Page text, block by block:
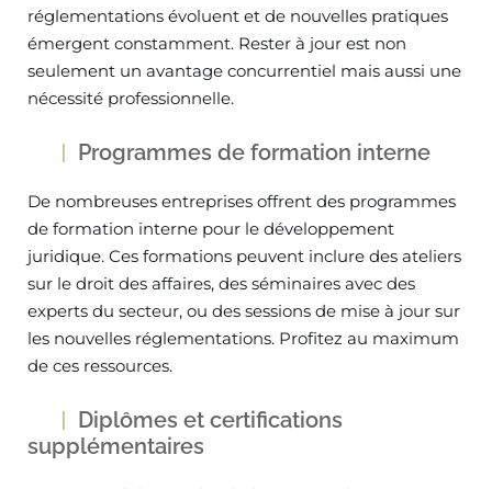
réglementations évoluent et de nouvelles pratiques
émergent constamment. Rester à jour est non
seulement un avantage concurrentiel mais aussi une
nécessité professionnelle.
Programmes de formation interne
De nombreuses entreprises offrent des programmes
de formation interne pour le développement
juridique. Ces formations peuvent inclure des ateliers
sur le droit des affaires, des séminaires avec des
experts du secteur, ou des sessions de mise à jour sur
les nouvelles réglementations. Profitez au maximum
de ces ressources.
Diplômes et certifications
supplémentaires